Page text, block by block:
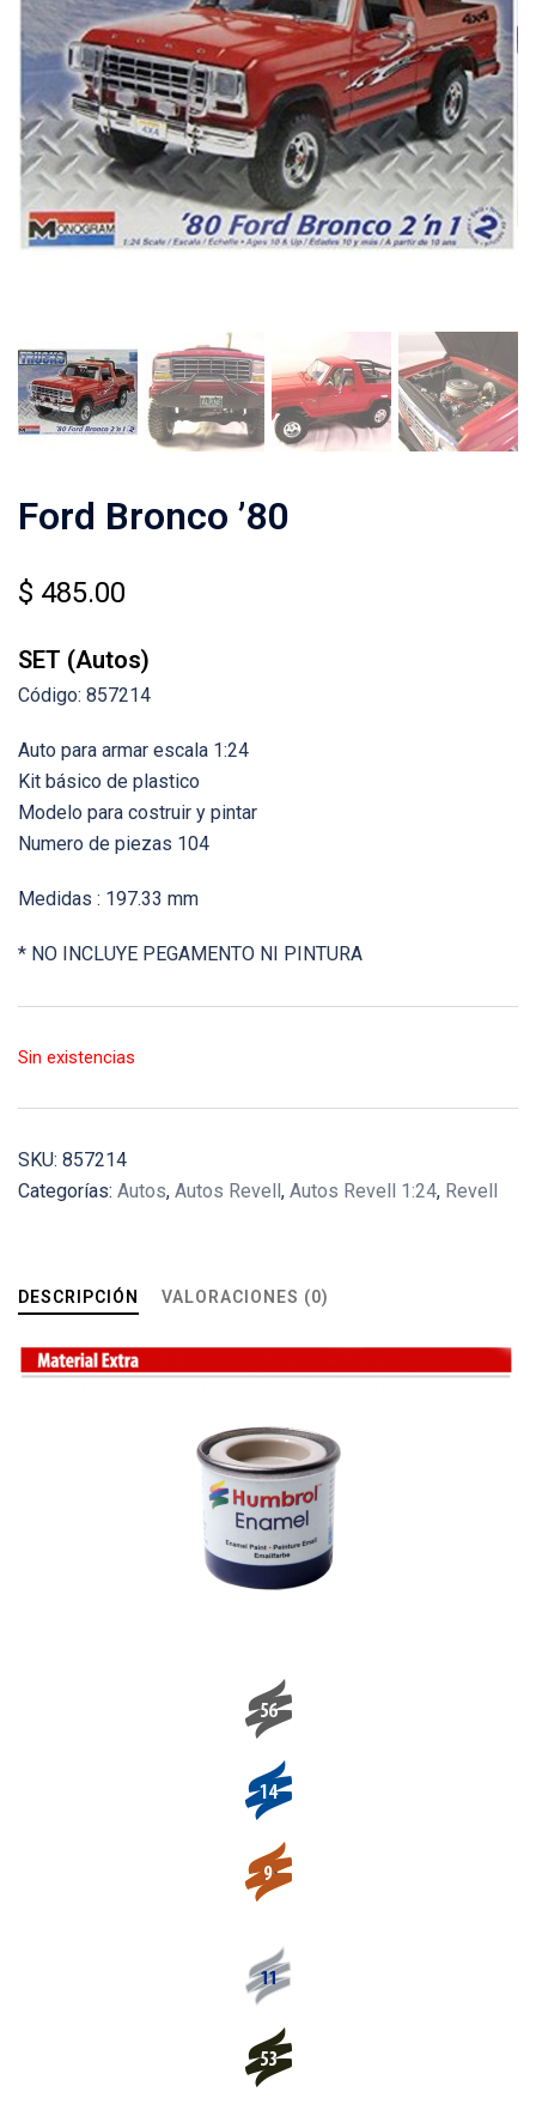
Ford Bronco ’80
$ 485.00
SET (Autos)
Código: 857214
Auto para armar escala 1:24
Kit básico de plastico
Modelo para costruir y pintar
Numero de piezas 104
Medidas : 197.33 mm
* NO INCLUYE PEGAMENTO NI PINTURA
Sin existencias
SKU: 857214
Categorías: Autos, Autos Revell, Autos Revell 1:24, Revell
DESCRIPCIÓN VALORACIONES (0)